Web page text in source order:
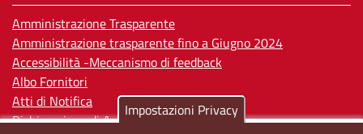
Amministrazione Trasparente
Amministrazione trasparente fino a Giugno 2024
Accessibilità -Meccanismo di feedback
Albo Fornitori
Atti di Notifica
Dichiarazione di Accessibilità
Impostazioni Privacy